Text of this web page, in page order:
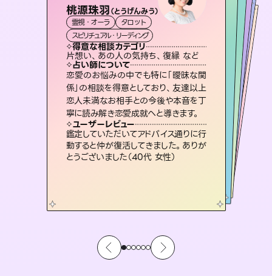
桃源珠羽（とうげんみう）
霊視・オーラ
タロット
スピリチュアル・リーディング
得意な相談カテゴリ
片想い、あの人の気持ち、復縁 など
占い師について
恋愛のお悩みの中でも特に「曖昧な関
係」の相談を得意としており、友達以上
恋人未満なお相手との今後や本音を丁
寧に読み解き恋愛成就へと導きます。
ユーザーレビュー
鑑定していただいてアドバイス通りに行
動すると仲が復活してきました。ありが
とうございました（40代 女性）
セラピスト理恵
霊視・オーラ タロット
スピリチュアル・リーディング
得意な相談カテゴリ
片想い、二人の未来、年の差 など
占い師について
連絡再開、復縁、成就などの報告実績
多数。セラピストとして2万超の施術経
験があるからこそできる鑑定で、より良
い未来をサポートします。
ユーザーレビュー
とても心温まる鑑定でした。しかもこち
らは何も言っていないのに視えていらっ
しゃるんだなと驚きです（30代女性）
彗望（すいぼう
霊視・オーラ
スピリチュアル・リーディング
得意な相談カテゴリ
片想い、あの人の気持ち、復縁 など
占い師について
3,700年以上の歴史を持つ東洋最古の
占術「易占」で詳細まで占い、幸せへ向
かう道筋を示します。厳しい結果にも具
体的な対策をお伝えします。
ユーザーレビュー
複雑な背景もしっかり聞いて鑑定して
いただけました。気持ちが楽になりまし
た（50代 女性）
アイリス -iris-
西洋占星術
ルーン
得意な相談カテゴリ
恋愛総合、片想い、二人の未来 など
占い師について
復縁、恋愛、不倫の行方、同性愛や片思い、仕事関係や借金問題まで知りたいことや心の負担になっていることを紐解き、背中をそっと押して導きます。
ユーザーレビュー
安心感のあり、言い切ってくれる所や濁
さない鑑定のおかげで、毎回自分の気
持ちを整えられます（30代 男性）
未来視師＊花
霊視・オーラ
スピリチュアル・リーディング
得意な相談カテゴリ
出逢い、片想い、復縁 など
占い師について
未来には何パターンもの選択肢があり
ます。不安で視えにくくなっているあな
たの素敵な未来を見つけ、その未来を
選択できるようアドバイスします。
ユーザーレビュー
職場の人の性質や人間関係、本心など
本当によく視えていてびっくり。対策が
打てて前向きになれます（40代）
おう 霊感オラクル
霊視・オーラ
オラクルカード
得意な相談カテゴリ
恋愛総合、あの人の気持ち など
占い師について
霊視×オラクルカードを使って「今」と
「未来」そして「気になるあの人の気持
ち」まで丁寧に読み解き、恋や人生のヒ
ントを優しく引き出します。
ユーザーレビュー
不安な気持ちが嘘みたいに晴れまし
た…！よく視えていらっしゃるんだなと
感じました（40代 女性）